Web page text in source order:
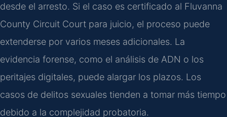
desde el arresto. Si el caso es certificado al Fluvanna
County Circuit Court para juicio, el proceso puede
extenderse por varios meses adicionales. La
evidencia forense, como el análisis de ADN o los
peritajes digitales, puede alargar los plazos. Los
casos de delitos sexuales tienden a tomar más tiempo
debido a la complejidad probatoria.